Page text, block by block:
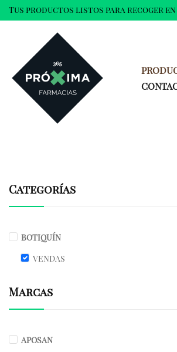
Tus productos listos para recoger en
Categorías
BOTIQUÍN
VENDAS
Marcas
APOSAN